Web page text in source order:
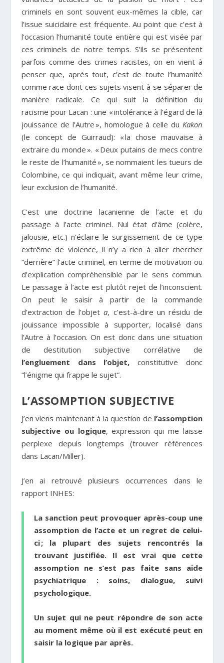
criminels en sont souvent eux-mêmes la cible, car
l’issue suicidaire est fréquente. Au point que c’est à
l’occasion l’humanité toute entière qui est visée par
ces criminels de notre temps. S’ils se présentent
parfois comme des crimes racistes, on en vient à
penser que, après tout, c’est de toute l’humanité
comme race dont ces sujets visent à se séparer de
manière radicale. Ce qui suit la définition du
racisme pour Lacan : une « intolérance à l’égard de là
jouissance de l’Autre », homologue à celle duKakon
(le concept de Guirraud): « la chose mauvaise à
extraire du monde ». « Deux putains de mecs contre
le reste de l’humanité », se nommaient les tueurs de
Colombine, ce qui indiquait, avant même leur crime,
leur exclusion de l’humanité.
C’est une doctrine lacanienne de l’acte et du
passage à l’acte criminel. Nul état d’âme (colère,
jalousie, etc.) n’éclaire le surgissement de ce type
extrême de violence, il n’y a rien à aller chercher
“derrière” l’acte criminel, en terme de motivation ou
d’explication compréhensible par le sens commun.
Le passage à l’acte est plutôt rejet de l’inconscient.
On peut le saisir à partir de la commande
d’extraction de l’objeta, c’est-à-dire un résidu de
jouissance impossible à supporter, localisé dans
l’Autre à l’occasion. On est donc dans une situation
de destitution subjective corrélative de
l’engluement dans l’objet, constitutive donc
“l’énigme qui frappe le sujet”.
L’ASSOMPTION SUBJECTIVE
J’en viens maintenant à la question de l’assomption
subjective ou logique, expression qui me laisse
perplexe depuis longtemps (trouver références
dans Lacan/Miller).
J’en ai retrouvé plusieurs occurrences dans le
rapport INHES:
La sanction peut provoquer après-coup une
assomption de l’acte et un regret de celui-
ci ; la plupart des sujets rencontrés la
trouvant justifiée. Il est vrai que cette
assomption ne s’est pas faite sans aide
psychiatrique : soins, dialogue, suivi
psychologique.
Un sujet qui ne peut répondre de son acte
au moment même où il est exécuté peut en
saisir la logiquepar après.